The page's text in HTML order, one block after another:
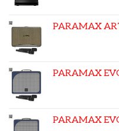
PARAMAX
PARAMAX
PARAMAX